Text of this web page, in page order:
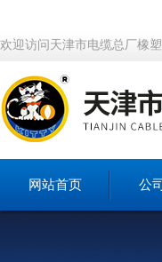
欢迎访问天津市电缆总厂橡
网站首页 公